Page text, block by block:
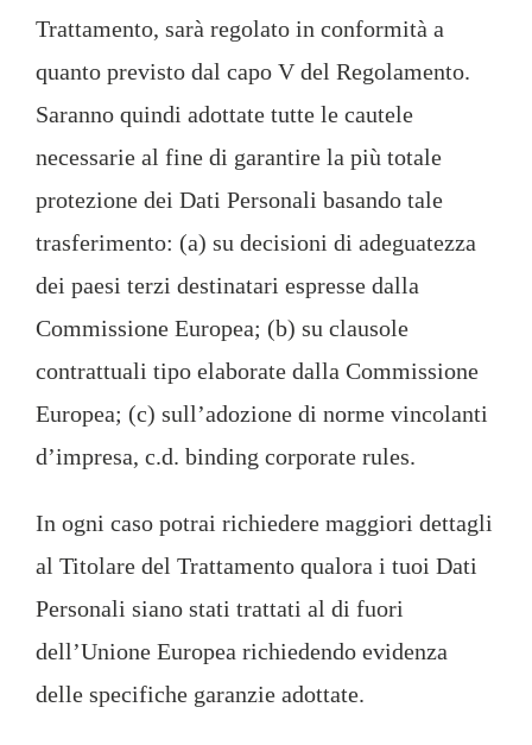
Trattamento, sarà regolato in conformità a
quanto previsto dal capo V del Regolamento.
Saranno quindi adottate tutte le cautele
necessarie al fine di garantire la più totale
protezione dei Dati Personali basando tale
trasferimento: (a) su decisioni di adeguatezza
dei paesi terzi destinatari espresse dalla
Commissione Europea; (b) su clausole
contrattuali tipo elaborate dalla Commissione
Europea; (c) sull’adozione di norme vincolanti
d’impresa, c.d. binding corporate rules.
In ogni caso potrai richiedere maggiori dettagli
al Titolare del Trattamento qualora i tuoi Dati
Personali siano stati trattati al di fuori
dell’Unione Europea richiedendo evidenza
delle specifiche garanzie adottate.